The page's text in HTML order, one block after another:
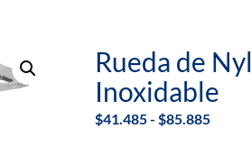
Rueda de
Inoxidable
$41.485- $85.885